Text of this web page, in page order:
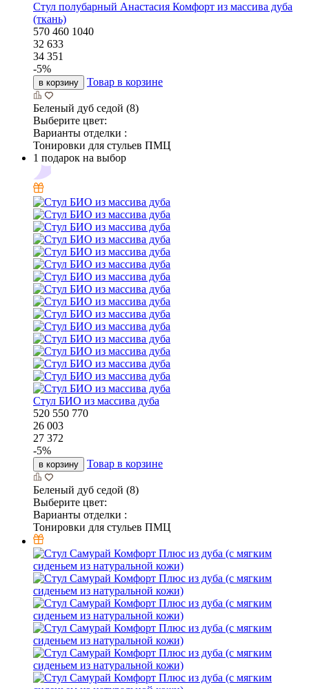
Стул полубарный Анастасия Комфорт из массива дуба
(ткань)
570 460 1040
32 633
34 351
-5%
в корзину Товар в корзине
Беленый дуб седой (8)
Выберите цвет:
Варианты отделки :
Тонировки для стульев ПМЦ
1 подарок на выбор
Стул БИО из массива дуба
520 550 770
26 003
27 372
-5%
в корзину Товар в корзине
Беленый дуб седой (8)
Выберите цвет:
Варианты отделки :
Тонировки для стульев ПМЦ